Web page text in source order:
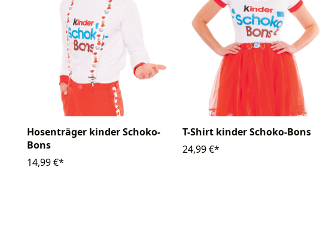
Hosenträger kinder Schoko-
Bons
14,99 €*
T-Shirt kinder Schoko-Bons
24,99 €*